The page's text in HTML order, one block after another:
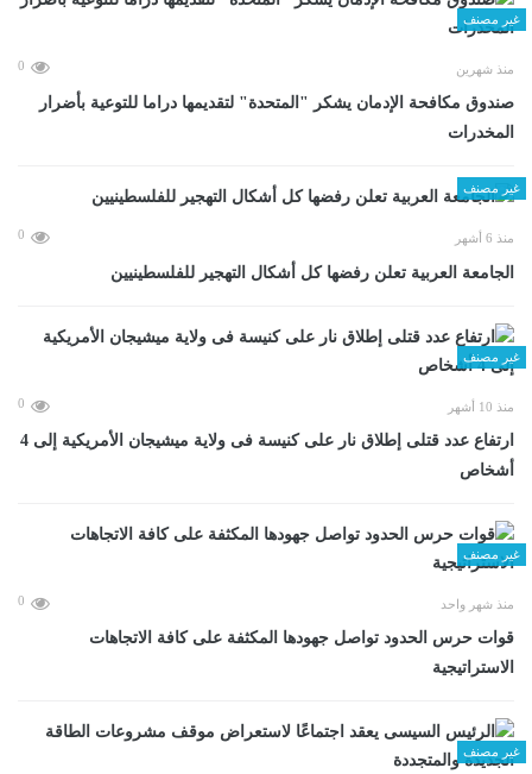
غير مصنف
منذ شهرين 0
صندوق مكافحة الإدمان يشكر "المتحدة" لتقديمها دراما للتوعية بأضرار
المخدرات
غير مصنف
منذ 6 أشهر 0
الجامعة العربية تعلن رفضها كل أشكال التهجير للفلسطينيين
غير مصنف
منذ 10 أشهر 0
ارتفاع عدد قتلى إطلاق نار على كنيسة فى ولاية ميشيجان الأمريكية إلى 4
أشخاص
غير مصنف
منذ شهر واحد 0
قوات حرس الحدود تواصل جهودها المكثفة على كافة الاتجاهات
الاستراتيجية
غير مصنف